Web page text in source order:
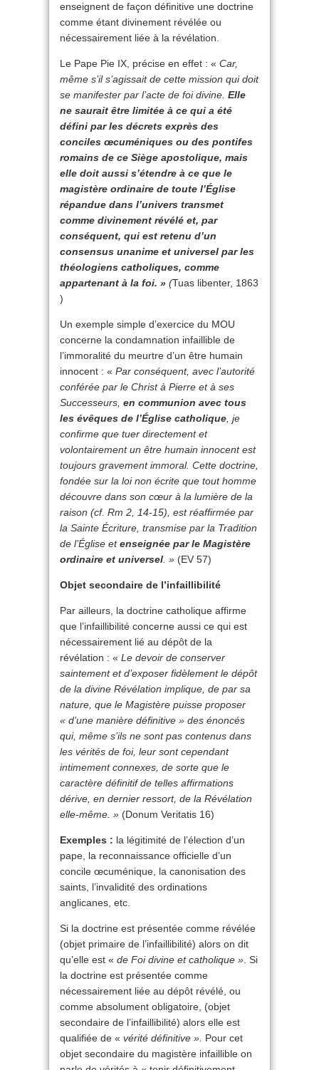
enseignent de façon définitive une doctrine
comme étant divinement révélée ou
nécessairement liée à la révélation.
Le Pape Pie IX, précise en effet : « Car,
même s’il s’agissait de cette mission qui doit
se manifester par l’acte de foi divine. Elle
ne saurait être limitée à ce qui a été
défini par les décrets exprès des
conciles œcuméniques ou des pontifes
romains de ce Siège apostolique, mais
elle doit aussi s’étendre à ce que le
magistère ordinaire de toute l’Église
répandue dans l’univers transmet
comme divinement révélé et, par
conséquent, qui est retenu d’un
consensus unanime et universel par les
théologiens catholiques, comme
appartenant à la foi. » (Tuas libenter, 1863
)
Un exemple simple d’exercice du MOU
concerne la condamnation infaillible de
l’immoralité du meurtre d’un être humain
innocent : « Par conséquent, avec l’autorité
conférée par le Christ à Pierre et à ses
Successeurs, en communion avec tous
les évêques de l’Église catholique , je
confirme que tuer directement et
volontairement un être humain innocent est
toujours gravement immoral. Cette doctrine,
fondée sur la loi non écrite que tout homme
découvre dans son cœur à la lumière de la
raison (cf. Rm 2, 14-15), est réaffirmée par
la Sainte Écriture, transmise par la Tradition
de l’Église etenseignée par le Magistère
ordinaire et universel » (EV 57)
Objet secondaire de l’infaillibilité
Par ailleurs, la doctrine catholique affirme
que l’infaillibilité concerne aussi ce qui est
nécessairement lié au dépôt de la
révélation : « Le devoir de conserver
saintement et d’exposer fidèlement le dépôt
de la divine Révélation implique, de par sa
nature, que le Magistère puisse proposer
« d’une manière définitive » des énoncés
qui, même s’ils ne sont pas contenus dans
les vérités de foi, leur sont cependant
intimement connexes, de sorte que le
caractère définitif de telles affirmations
dérive, en dernier ressort, de la Révélation
elle-même. » (Donum Veritatis 16)
Exemples : la légitimité de l’élection d’un
pape, la reconnaissance officielle d’un
concile œcuménique, la canonisation des
saints, l’invalidité des ordinations
anglicanes, etc.
Si la doctrine est présentée comme révélée
(objet primaire de l’infaillibilité) alors on dit
qu’elle est « de Foi divine et catholique » . Si
la doctrine est présentée comme
nécessairement liée au dépôt révélé, ou
comme absolument obligatoire, (objet
secondaire de l’infaillibilité) alors elle est
qualifiée de « vérité définitive ». Pour cet
objet secondaire du magistère infaillible on